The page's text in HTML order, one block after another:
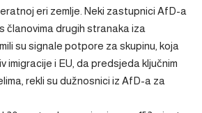
eri zemlje. Neki zastupnici AfD-a
članovima drugih stranaka iza
su signale potpore za skupinu, koja
imigracije i EU, da predsjeda ključnim
rekli su dužnosnici iz AfD-a za